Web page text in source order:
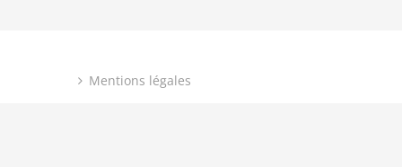
Mentions légales